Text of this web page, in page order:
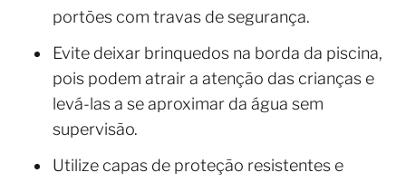
portões com travas de segurança.
Evite deixar brinquedos na borda da piscina,
pois podem atrair a atenção das crianças e
levá-las a se aproximar da água sem
supervisão.
Utilize capas de proteção resistentes e